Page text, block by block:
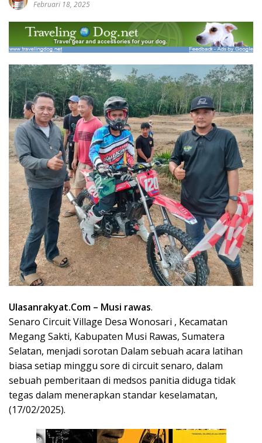
Februari 18, 2025
Ulasanrakyat.Com – Musi rawas.
Senaro Circuit Village Desa Wonosari , Kecamatan
Megang Sakti, Kabupaten Musi Rawas, Sumatera
Selatan, menjadi sorotan Dalam sebuah acara latihan
biasa setiap minggu sore di circuit senaro, dalam
sebuah pemberitaan di medsos panitia diduga tidak
tegas dalam menerapkan standar keselamatan,
(17/02/2025).